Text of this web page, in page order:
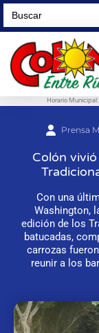
Search
for:
Horario
Prensa
Colón
Con una
Washington,
edición de los
batucadas,
carrozas
reunir a los